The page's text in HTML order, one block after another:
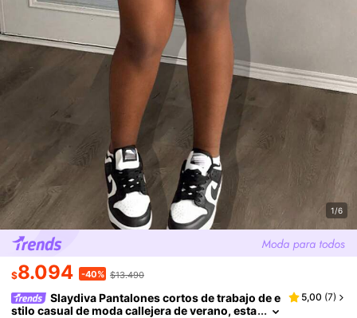
1/6
$8.094 -40% $13.490
Slaydiva Pantalones cortos de trabajo de e
stilo casual de moda callejera de verano, esta
5,00 (7)